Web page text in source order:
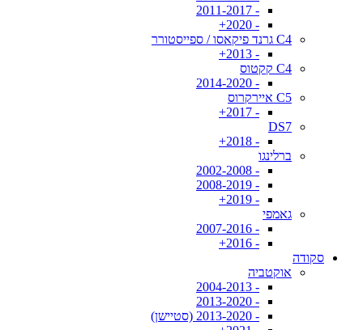
- 2011-2017
- 2020+
C4 גרנד פיקאסו / ספייסטורר
- 2013+
C4 קקטוס
- 2014-2020
C5 איירקרוס
- 2017+
DS7
- 2018+
ברלינגו
- 2002-2008
- 2008-2019
- 2019+
גאמפי
- 2007-2016
- 2016+
סקודה
אוקטביה
- 2004-2013
- 2013-2020
- 2013-2020 (סטיישן)